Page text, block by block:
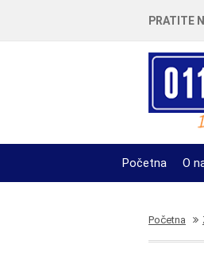
PRATITE
Početna O
Početna